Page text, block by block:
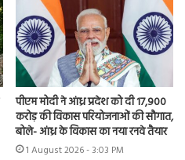
पीएम मोदी ने आंध्र प्रदेश को दी 17,900
करोड़ की विकास परियोजनाओं की सौगात,
बोले- आंध्र के विकास का नया रनवे तैयार
1 August 2026 - 3:03 PM